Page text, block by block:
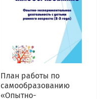
План работы по
самообразованию
«Опытно-